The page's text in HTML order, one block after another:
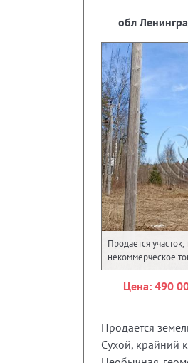
обл
Продается
некоммерческое
Цена: 490
Продается
Сухой, крайний к